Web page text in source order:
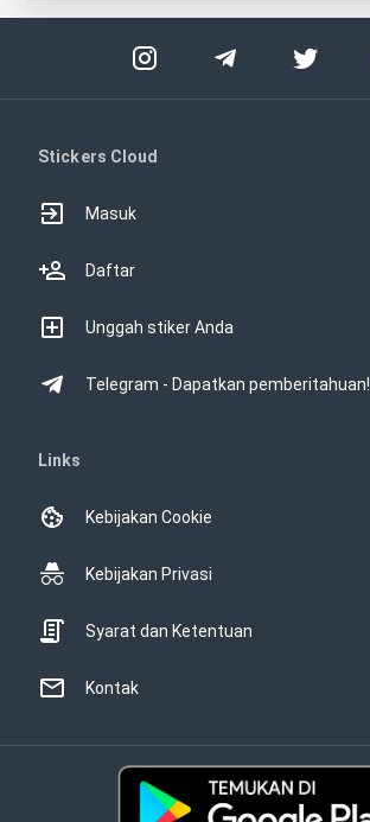
Stickers Cloud
Masuk
Daftar
Unggah stiker Anda
Telegram - Dapatkan pemberitahuan!
Links
Kebijakan Cookie
Kebijakan Privasi
Syarat dan Ketentuan
Kontak